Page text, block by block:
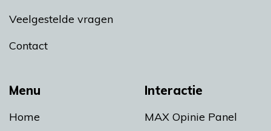
Menu
Home
Interactie
MAX Opinie Panel
Veelgestelde vragen
Contact